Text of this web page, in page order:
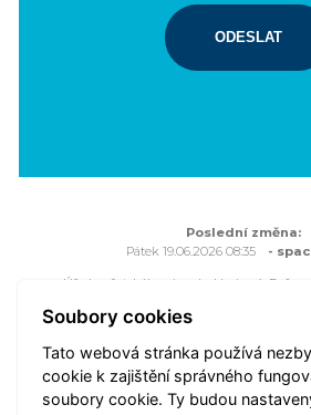
ODESLAT
Poslední změna:
Pátek 19.06.2026 08:35
-
Úřad městského obvodu Hrabová,
Všechna práva vyhrazena - použití
možné pouze se souhlasem Úřadu
Webové stránky jsou ve správě
Soubory cookies
Tato webová stránka používá
cookie k zajištění správného
soubory cookie. Ty budou